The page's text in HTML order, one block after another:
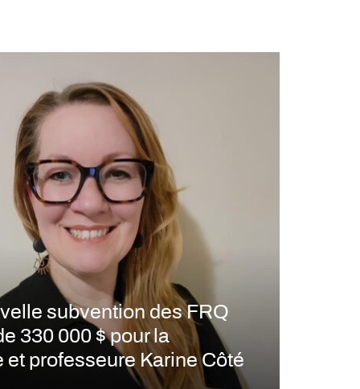
subvention des FRQ
330 000 $ pour la
et professeure Karine Côté